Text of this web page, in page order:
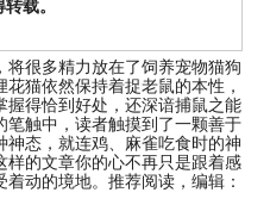
载。
将很多精力放在了饲养宠物猫狗
猫依然保持着捉老鼠的本性，
得恰到好处，还深谙捕鼠之能
触中，读者触摸到了一颗善于
态，就连鸡、麻雀吃食时的神
样的文章你的心不再只是跟着感
动的境地。推荐阅读，编辑：